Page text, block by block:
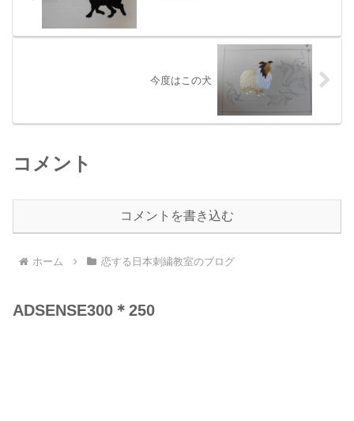
今度はこの犬
コメント
コメントを書き込む
ホーム 恋する日本刺繍教室のブログ
ADSENSE300＊250